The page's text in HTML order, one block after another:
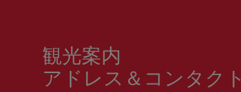
観光案内
アドレス＆コンタクト